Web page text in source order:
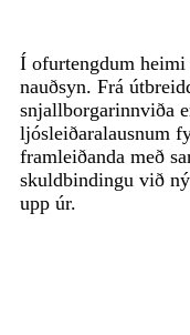
Í ofurtengdum
nauðsyn. Frá
snjallborgarinnviða
ljósleiðaralausnum
framleiðanda með
skuldbindingu við
upp úr.